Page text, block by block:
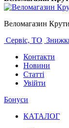
Веломагазин
Сервіс, ТО
Контакти
Новини
Статті
Увійти
Бонуси
КАТАЛОГ